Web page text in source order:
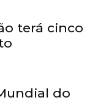
terá cinco
do